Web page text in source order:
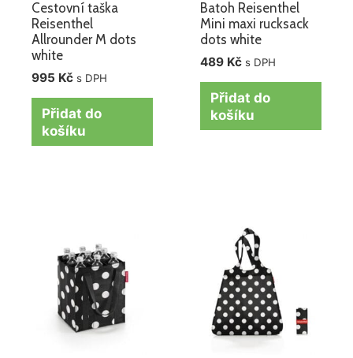
Cestovní taška
Reisenthel
Allrounder M dots
white
995 Kč s DPH
Přidat do
košíku
Batoh Reisenthel
Mini maxi rucksack
dots white
489 Kč s DPH
Přidat do
košíku